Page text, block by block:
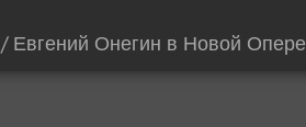
/ Евгений Онегин в Новой Опере